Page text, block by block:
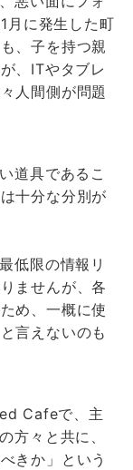
月に発生した町
、子を持つ親
、ITやタブレ
人間側が問題
道具であるこ
十分な分別が
低限の情報リ
ませんが、各
め、一概に使
言えないのも
Cafeで、主
方々と共に、
きか」という